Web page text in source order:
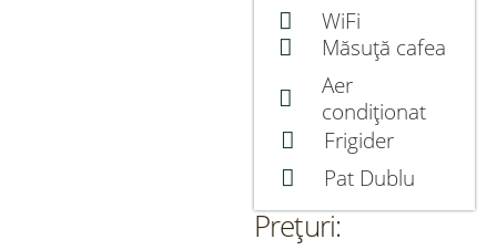
WiFi
Măsuță cafea
Aer
condiționat
Frigider
Pat Dublu
Prețuri: